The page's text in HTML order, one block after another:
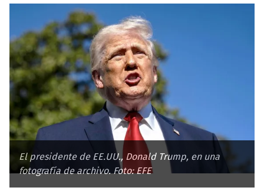
El presidente de EE.UU., Donald Trump, en una
fotografía de archivo. Foto: EFE